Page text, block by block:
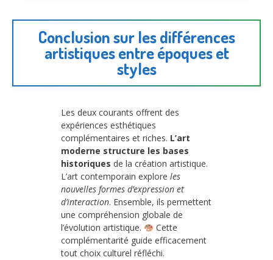
Conclusion sur les différences
artistiques entre époques et
styles
Les deux courants offrent des
expériences esthétiques
complémentaires et riches. L’art
moderne structure les bases
historiques de la création artistique.
L’art contemporain explore les
nouvelles formes d’expression et
d’interaction. Ensemble, ils permettent
une compréhension globale de
l’évolution artistique.
Cette
complémentarité guide efficacement
tout choix culturel réfléchi.